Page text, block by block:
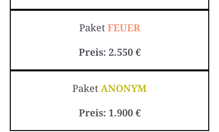
PaketFEUER
Preis: 2.550 €
PaketANONYM
Preis: 1.900 €